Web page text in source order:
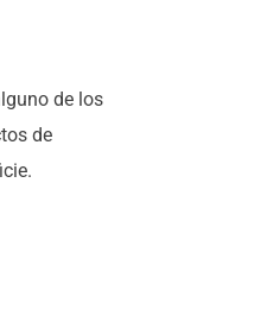
de los
de